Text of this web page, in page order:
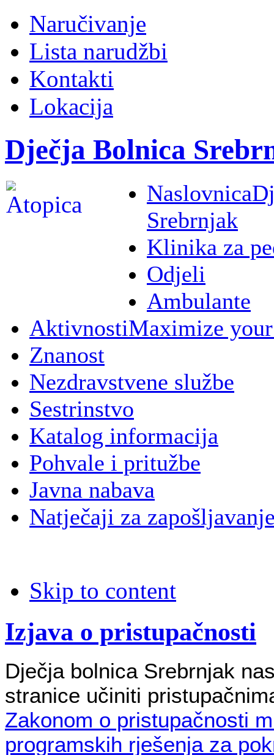
Naručivanje
Lista narudžbi
Kontakti
Lokacija
Dječja Bolnica
Naslovnica
Srebrnjak
Klinika za
Odjeli
Ambulante
AktivnostiMaximize
Znanost
Nezdravstvene službe
Sestrinstvo
Katalog informacija
Pohvale i pritužbe
Javna nabava
Natječaji za
Skip to content
Izjava o pristupačnosti
Dječja bolnica Srebrnjak
stranice učiniti
Zakonom o pristupačnosti
programskih rješenja za